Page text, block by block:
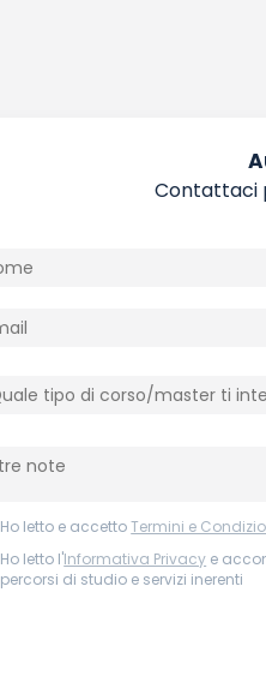
Contattaci
Ho letto e accettoTermini e
Ho letto l'Informativa Privacy e
percorsi di studio e servizi inerenti